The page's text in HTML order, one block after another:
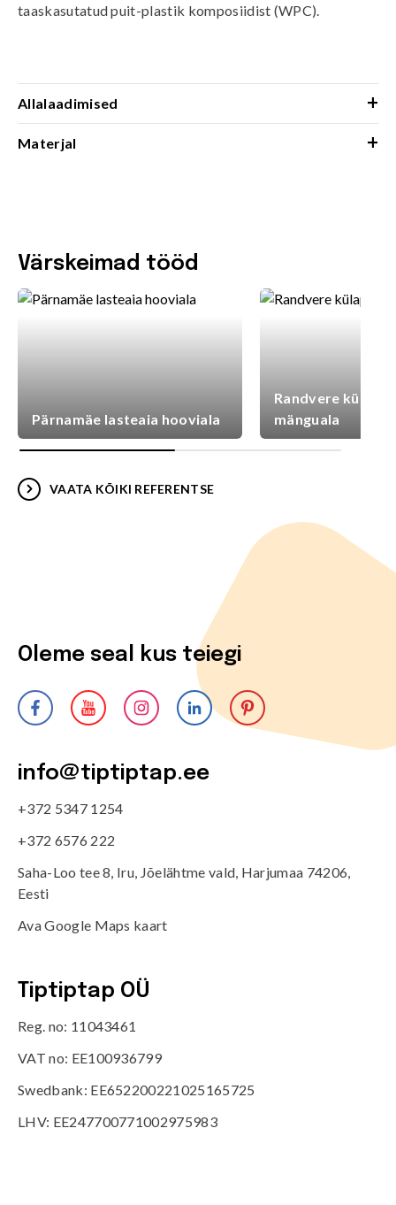
taaskasutatud puit-plastik komposiidist (WPC).
Allalaadimised +
Materjal +
Värskeimad tööd
Pärnamäe lasteaia hooviala
Randvere
mänguala
VAATA KÕIKI REFERENTSE
Oleme seal kus teiegi
info@tiptiptap.ee
+372 5347 1254
+372 6576 222
Saha-Loo tee 8, Iru, Jõelähtme vald, Harjumaa 74206,
Eesti
Ava Google Maps kaart
Tiptiptap OÜ
Reg. no: 11043461
VAT no: EE100936799
Swedbank: EE652200221025165725
LHV: EE247700771002975983